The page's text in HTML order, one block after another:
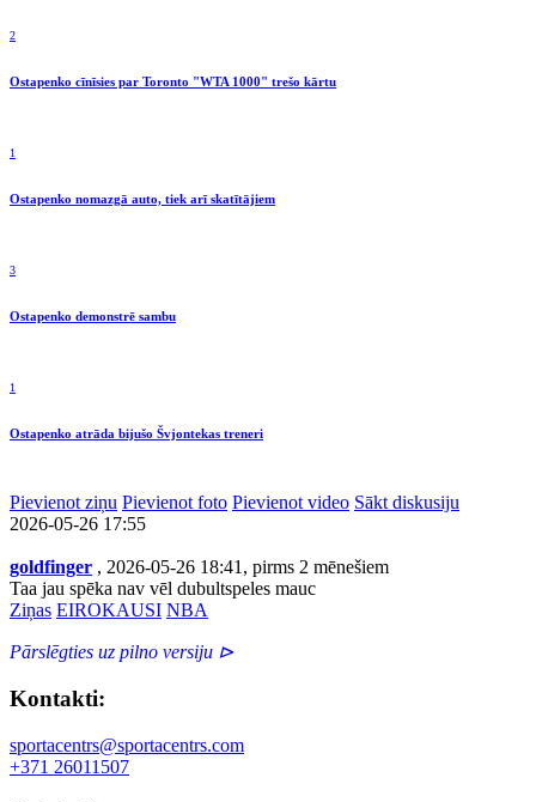
2
Ostapenko cīnīsies par Toronto "WTA 1000" trešo kārtu
1
Ostapenko nomazgā auto, tiek arī skatītājiem
3
Ostapenko demonstrē sambu
1
Ostapenko atrāda bijušo Švjontekas treneri
Pievienot ziņu Pievienot foto Pievienot video Sākt diskusiju
2026-05-26 17:55
goldfinger , 2026-05-26 18:41, pirms 2 mēnešiem
Taa jau spēka nav vēl dubultspeles mauc
Ziņas EIROKAUSI NBA
Pārslēgties uz pilno versiju ⊳
Kontakti:
sportacentrs@sportacentrs.com
+371 26011507